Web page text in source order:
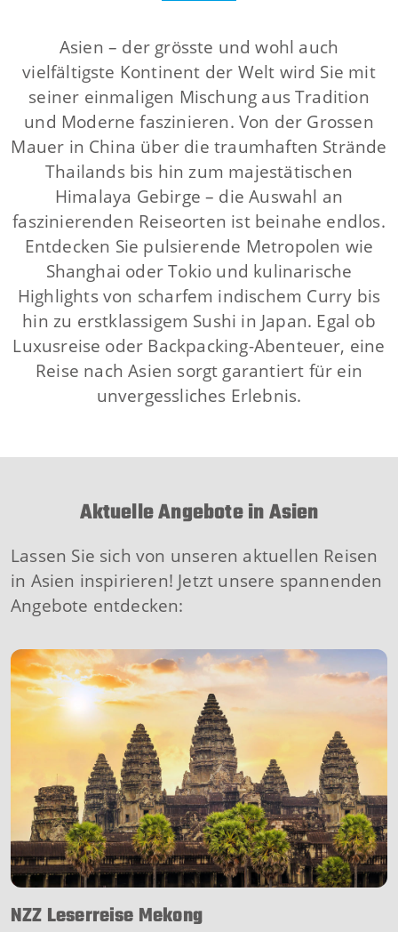
Asien – der grösste und wohl auch
vielfältigste Kontinent der Welt wird Sie mit
seiner einmaligen Mischung aus Tradition
und Moderne faszinieren. Von der Grossen
Mauer in China über die traumhaften Strände
Thailands bis hin zum majestätischen
Himalaya Gebirge – die Auswahl an
faszinierenden Reiseorten ist beinahe endlos.
Entdecken Sie pulsierende Metropolen wie
Shanghai oder Tokio und kulinarische
Highlights von scharfem indischem Curry bis
hin zu erstklassigem Sushi in Japan. Egal ob
Luxusreise oder Backpacking-Abenteuer, eine
Reise nach Asien sorgt garantiert für ein
unvergessliches Erlebnis.
Aktuelle Angebote in Asien
Lassen Sie sich von unseren aktuellen Reisen
in Asien inspirieren! Jetzt unsere spannenden
Angebote entdecken:
NZZ Leserreise Mekong